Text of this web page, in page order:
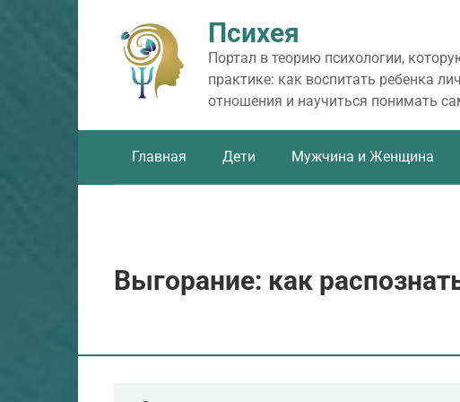
Психея
Портал в теорию психологии,
практике: как воспитать ребенка
отношения и научиться понимать
Главная Дети Мужчина и Женщина
Выгорание: как